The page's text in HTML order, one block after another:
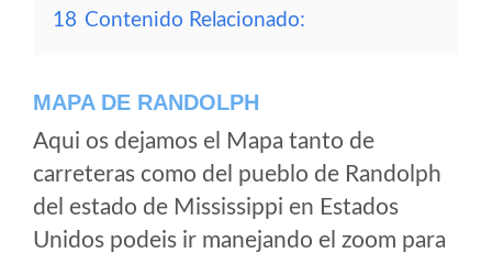
18 Contenido Relacionado:
MAPA DE RANDOLPH
Aqui os dejamos el Mapa tanto de
carreteras como del pueblo de Randolph
del estado de Mississippi en Estados
Unidos podeis ir manejando el zoom para